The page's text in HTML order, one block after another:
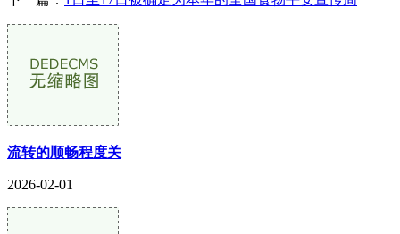
流转的顺畅程度关
2026-02-01